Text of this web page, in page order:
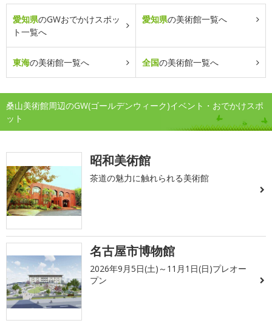
愛知県のGWおでかけスポッ
ト一覧へ
愛知県の美術館一覧へ
東海の美術館一覧へ 全国の美術館一覧へ
桑山美術館周辺のGW(ゴールデンウィーク)イベント・おでかけスポ
ット
昭和美術館
茶道の魅力に触れられる美術館
名古屋市博物館
2026年9月5日(土)～11月1日(日)プレオー
プン